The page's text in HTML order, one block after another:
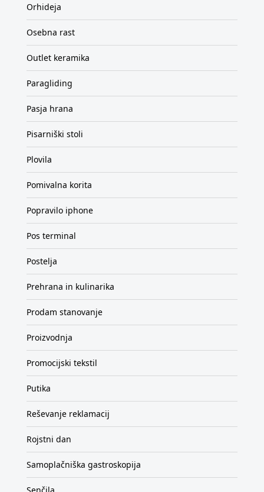
Orhideja
Osebna rast
Outlet keramika
Paragliding
Pasja hrana
Pisarniški stoli
Plovila
Pomivalna korita
Popravilo iphone
Pos terminal
Postelja
Prehrana in kulinarika
Prodam stanovanje
Proizvodnja
Promocijski tekstil
Putika
Reševanje reklamacij
Rojstni dan
Samoplačniška gastroskopija